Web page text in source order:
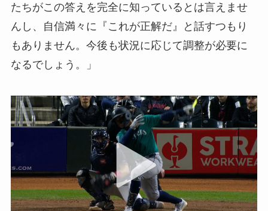
たちがこの答えを完全に知っているとは言えませ
んし、自信満々に『これが正解だ』と話すつもり
もありません。今後も状況に応じて調整が必要に
なるでしょう。」